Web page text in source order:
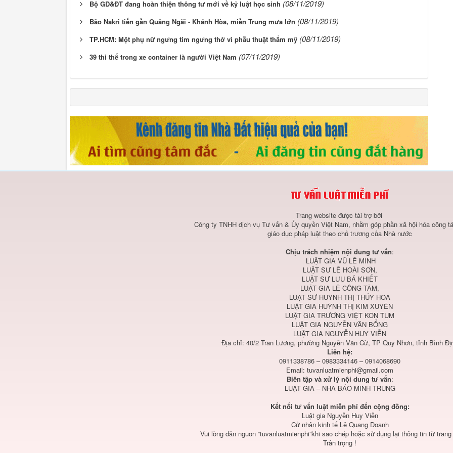
Bộ GD&ĐT đang hoàn thiện thông tư mới về kỷ luật học sinh (08/11/2019)
Bão Nakri tiến gần Quảng Ngãi - Khánh Hòa, miền Trung mưa lớn (08/11/2019)
TP.HCM: Một phụ nữ ngưng tim ngưng thở vì phẫu thuật thẩm mỹ (08/11/2019)
39 thi thể trong xe container là người Việt Nam (07/11/2019)
Trang website được tài trợ bởi
Công ty TNHH dịch vụ Tư vấn & Ủy quyền Việt Nam, nhằm góp phần xã hội hóa công
giáo dục pháp luật theo chủ trương của Nhà nước
Chịu trách nhiệm nội dung tư vấn:
LUẬT GIA VŨ LÊ MINH
LUẬT SƯ LÊ HOÀI SƠN,
LUẬT SƯ LƯU BÁ KHIẾT
LUẬT GIA LÊ CÔNG TÂM,
LUẬT SƯ HUỲNH THỊ THÚY HOA
LUẬT GIA HUỲNH THỊ KIM XUYÊN
LUẬT GIA TRƯƠNG VIỆT KON TUM
LUẬT GIA NGUYỄN VĂN BỔNG
LUẬT GIA NGUYỄN HUY VIỄN
Địa chỉ: 40/2 Trần Lương, phường Nguyễn Văn Cừ, TP Quy Nhơn, tỉnh Bình
Liên hệ:
0911338786 – 0983334146 – 0914068690
Email: tuvanluatmienphi@gmail.com
Biên tập và xử lý nội dung tư vấn:
LUẬT GIA – NHÀ BÁO MINH TRUNG
Kết nối tư vấn luật miễn phí đến cộng đồng:
Luật gia Nguyễn Huy Viễn
Cử nhân kinh tế Lê Quang Doanh
Vui lòng dẫn nguồn “tuvanluatmienphi”khi sao chép hoặc sử dụng lại thông tin từ
Trân trọng !